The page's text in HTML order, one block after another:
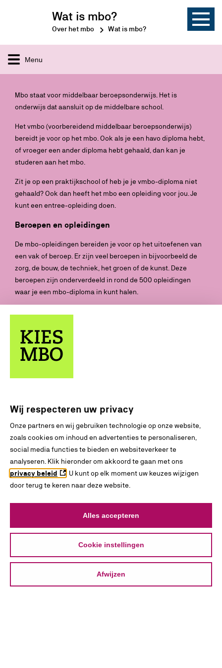
INTERESSES BLADEREN ZOEKEN VERGELIJKEN ONTDEKKEN
Wat is mbo?
Over het mbo Wat is mbo?
Menu
Mbo staat voor middelbaar beroepsonderwijs. Het is
onderwijs dat aansluit op de middelbare school.
Het vmbo (voorbereidend middelbaar beroepsonderwijs)
bereidt je voor op het mbo. Ook als je een havo diploma hebt,
of vroeger een ander diploma hebt gehaald, dan kan je
studeren aan het mbo.
Zit je op een praktijkschool of heb je je vmbo-diploma niet
gehaald? Ook dan heeft het mbo een opleiding voor jou. Je
kunt een entree-opleiding doen.
Beroepen en opleidingen
De mbo-opleidingen bereiden je voor op het uitoefenen van
een vak of beroep. Er zijn veel beroepen in bijvoorbeeld de
zorg, de bouw, de techniek, het groen of de kunst. Deze
beroepen zijn onderverdeeld in rond de 500 opleidingen
waar je een mbo-diploma in kunt halen.
Je kunt met je behaalde diploma aan het werk gaan, maar je
kunt ook doorleren binnen het mbo of verder in het hbo
(hoger beroepsonderwijs).
regionale opleidingscentra (roc) en beroepscolleges. Er zijn
ook particuliere aanbieders die opleidingen kunnen geven.
Lees meer over toelating,niveausenleerwegen
Wij respecteren uw privacy
Onze partners en wij gebruiken technologie op onze website,
zoals cookies om inhoud en advertenties te personaliseren,
social media functies te bieden en websiteverkeer te
analyseren. Klik hieronder om akkoord te gaan met ons
privacy beleid
. U kunt op elk moment uw keuzes wijzigen
door terug te keren naar deze website.
Alles accepteren
Cookie instellingen
Afwijzen